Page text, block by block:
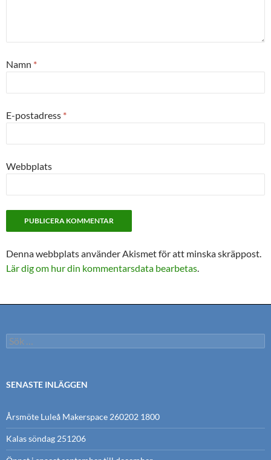
Namn *
E-postadress *
Webbplats
Denna webbplats använder Akismet för att minska skräppost.
Lär dig om hur din kommentarsdata bearbetas
Sök
efter:
SENASTE INLÄGGEN
Årsmöte Luleå Makerspace 260202 1800
Kalas söndag 251206